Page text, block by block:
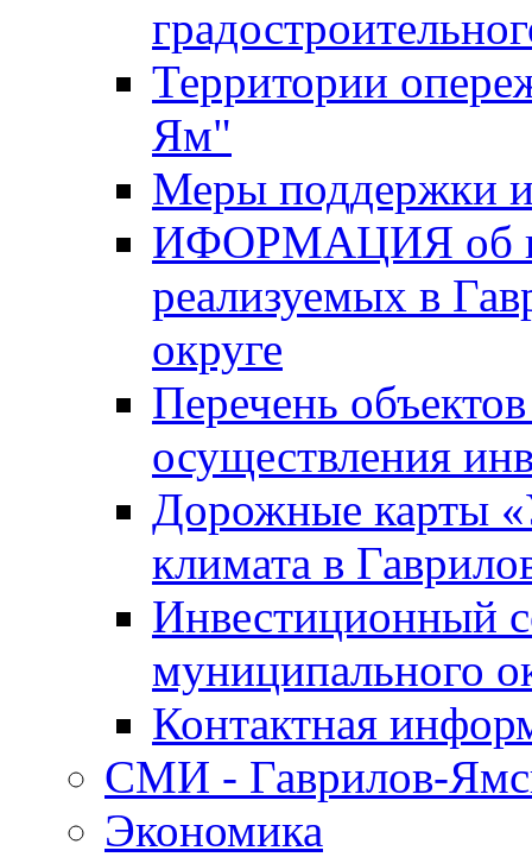
Территории
Ям"
Меры поддержки
ИФОРМАЦИЯ об
реализуемых в
округе
Перечень
осуществления
Дорожные карты
климата в
Инвестиционный
муниципального
Контактная
СМИ - Гаврилов-
Экономика